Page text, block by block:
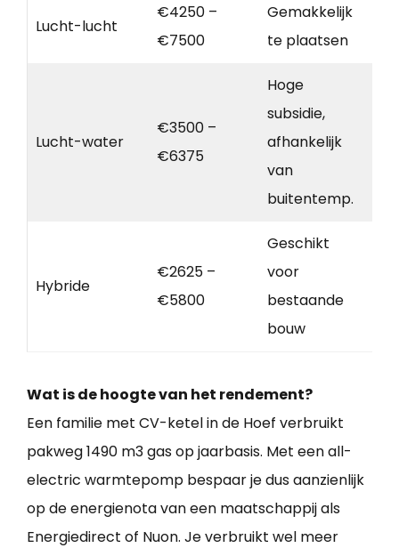
Lucht-lucht
€4250 –
€7500
Gemakkelijk
te plaatsen
Lucht-water
€3500 –
€6375
Hoge
subsidie,
afhankelijk
van
buitentemp.
Hybride
€2625 –
€5800
Geschikt
voor
bestaande
bouw
Wat is de hoogte van het rendement?
Een familie met CV-ketel in de Hoef verbruikt
pakweg 1490 m3 gas op jaarbasis. Met een all-
electric warmtepomp bespaar je dus aanzienlijk
op de energienota van een maatschappij als
Energiedirect of Nuon. Je verbruikt wel meer